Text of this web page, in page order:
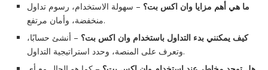
ما هي أهم مزايا وان اكس بت؟ – سهولة الاستخدام، رسوم تداول
منخفضة، وأمان مرتفع.
كيف يمكنني بدء التداول باستخدام وان اكس بت؟ – أنشئ حسابًا،
وتعرف على المنصة، وحدد استراتيجية التداول.